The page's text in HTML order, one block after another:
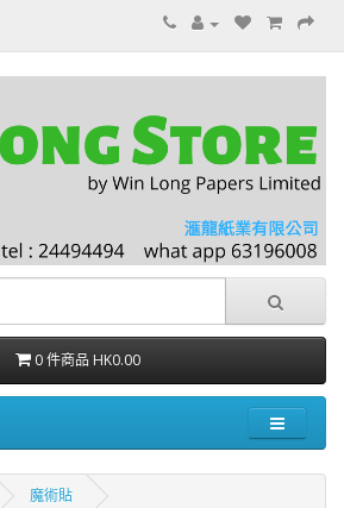
0 件商品 HK0.00
魔術貼